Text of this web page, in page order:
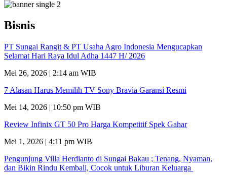
Bisnis
PT Sungai Rangit & PT Usaha Agro Indonesia Mengucapkan
Selamat Hari Raya Idul Adha 1447 H/ 2026
Mei 26, 2026 | 2:14 am WIB
7 Alasan Harus Memilih TV Sony Bravia Garansi Resmi
Mei 14, 2026 | 10:50 pm WIB
Review Infinix GT 50 Pro Harga Kompetitif Spek Gahar
Mei 1, 2026 | 4:11 pm WIB
Pengunjung Villa Herdianto di Sungai Bakau ; Tenang, Nyaman,
dan Bikin Rindu Kembali, Cocok untuk Liburan Keluarga